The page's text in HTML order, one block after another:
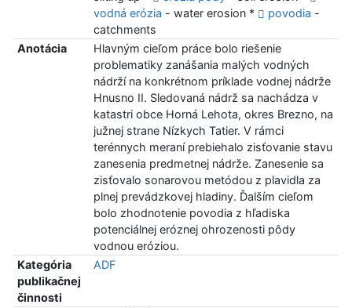
vodná erózia - water erosion * povodia -
catchments
Anotácia
Hlavným cieľom práce bolo riešenie
problematiky zanášania malých vodných
nádrží na konkrétnom príklade vodnej nádrže
Hnusno II. Sledovaná nádrž sa nachádza v
katastri obce Horná Lehota, okres Brezno, na
južnej strane Nízkych Tatier. V rámci
terénnych meraní prebiehalo zisťovanie stavu
zanesenia predmetnej nádrže. Zanesenie sa
zisťovalo sonarovou metódou z plavidla za
plnej prevádzkovej hladiny. Ďalším cieľom
bolo zhodnotenie povodia z hľadiska
potenciálnej eróznej ohrozenosti pôdy
vodnou eróziou.
Kategória
publikačnej
činnosti
ADF